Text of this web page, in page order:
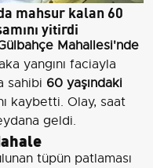
mahsur kalan 60
yitirdi
Mahallesi'nde
yangını faciayla
sahibi 60 yaşındaki
kaybetti. Olay, saat
geldi.
tüpün patlaması